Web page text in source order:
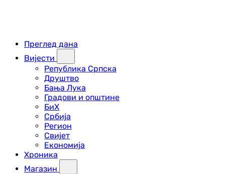
Преглед дана
Вијести
Република Српска
Друштво
Бања Лука
Градови и општине
БиХ
Србија
Регион
Свијет
Економија
Хроника
Магазин